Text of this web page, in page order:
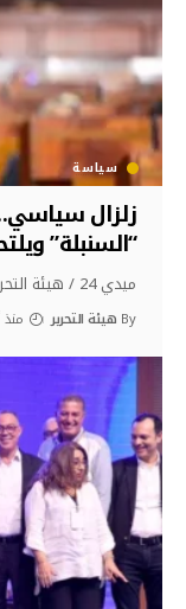
سياسة
زلزال
“السنبلة”
ميدي 24 / هيئة التحرير حسم حزب الاستقلال،
By هيئة التحرير